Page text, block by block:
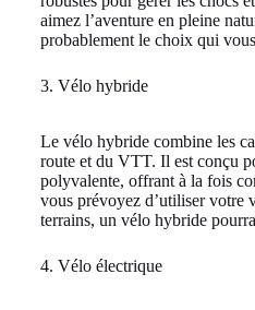
aimez l’aventure en pleine
probablement le choix qui
3. Vélo hybride
Le vélo hybride combine les
route et du VTT. Il est conçu
polyvalente, offrant à la fois
vous prévoyez d’utiliser votre
terrains, un vélo hybride
4. Vélo électrique